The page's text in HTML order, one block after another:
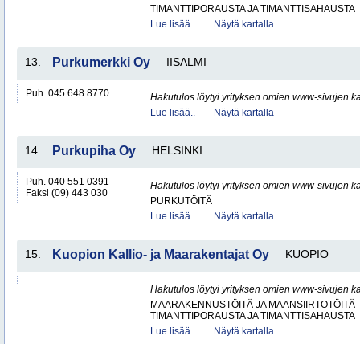
TIMANTTIPORAUSTA JA TIMANTTISAHAUSTA
Lue lisää..
Näytä kartalla
13. Purkumerkki Oy IISALMI
Puh. 045 648 8770
Hakutulos löytyi yrityksen omien www-sivujen
Lue lisää..
Näytä kartalla
14. Purkupiha Oy HELSINKI
Puh. 040 551 0391
Faksi (09) 443 030
Hakutulos löytyi yrityksen omien www-sivujen
PURKUTÖITÄ
Lue lisää..
Näytä kartalla
15. Kuopion Kallio- ja Maarakentajat Oy KUOPIO
Hakutulos löytyi yrityksen omien www-sivujen
MAARAKENNUSTÖITÄ JA MAANSIIRTOTÖITÄ
TIMANTTIPORAUSTA JA TIMANTTISAHAUSTA
Lue lisää..
Näytä kartalla